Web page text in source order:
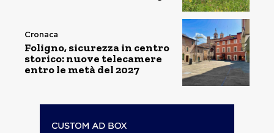
Cronaca
Foligno, sicurezza in centro
storico: nuove telecamere
entro le metà del 2027